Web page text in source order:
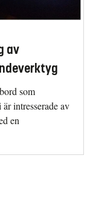
av
som
intresserade av
en